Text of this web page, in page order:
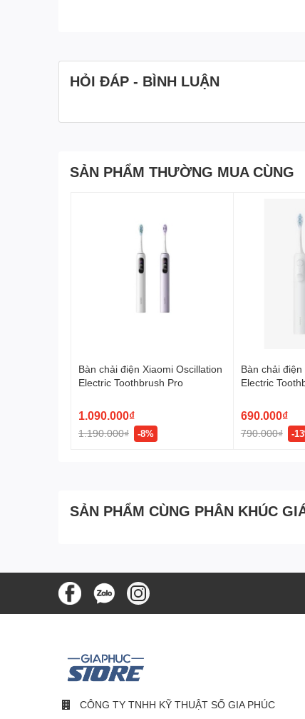
HỎI ĐÁP - BÌNH LUẬN
SẢN PHẨM THƯỜNG MUA CÙNG
Bàn chải điện Xiaomi Oscillation
Electric Toothbrush Pro
1.090.000₫
1.190.000₫ -8%
Bàn chải
Electric
690.000₫
790.000₫ -
SẢN PHẨM CÙNG PHÂN KHÚC
CÔNG TY TNHH KỸ THUẬT SỐ GIA PHÚC